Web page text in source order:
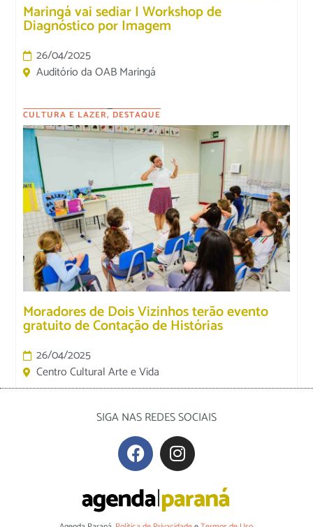
Maringá vai sediar I Workshop de
Diagnóstico por Imagem
26/04/2025
Auditório da OAB Maringá
CULTURA E LAZER, DESTAQUE
Moradores de Dois Vizinhos terão evento
gratuito de Contação de Histórias
26/04/2025
Centro Cultural Arte e Vida
SIGA NAS REDES SOCIAIS